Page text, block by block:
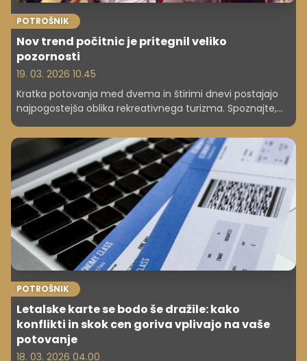
POTROŠNIK
Nov trend počitnic je pritegnil veliko
pozornosti
19. 03. 2026 10.45
Kratka potovanja med dvema in štirimi dnevi postajajo
najpogostejša oblika rekreativnega turizma. Spoznajte,
načrtovati za optimalen oddih.
POTROŠNIK
Letalske karte se bodo še dražile: kako
konflikti in skok cen goriva vplivajo na vaše
potovanje
18. 03. 2026 04.00